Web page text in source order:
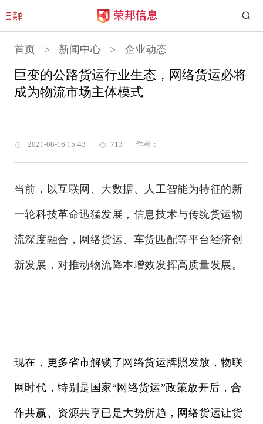
首页 > 新闻中心 > 企业动态
巨变的公路货运行业生态，网络货运必将
成为物流市场主体模式
2021-08-16 15:43 713 作者：
当前，以互联网、大数据、人工智能为特征的新
一轮科技革命迅猛发展，信息技术与传统货运物
流深度融合，网络货运、车货匹配等平台经济创
新发展，对推动物流降本增效发挥高质量发展。
现在，更多省市解锁了网络货运牌照发放，物联
网时代，特别是国家“网络货运”政策放开后，合
作共赢、资源共享已是大势所趋，网络货运让货